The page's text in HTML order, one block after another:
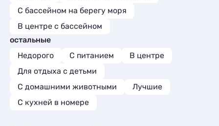
С бассейном на берегу моря
В центре с бассейном
остальные
Недорого
С питанием
В центре
Для отдыха с детьми
С домашними животными
Лучшие
C кухней в номере